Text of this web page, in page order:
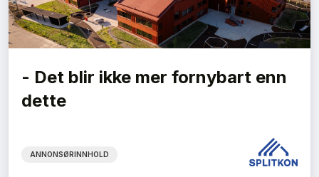
- Det blir ikke mer fornybart enn
dette
ANNONSØRINNHOLD